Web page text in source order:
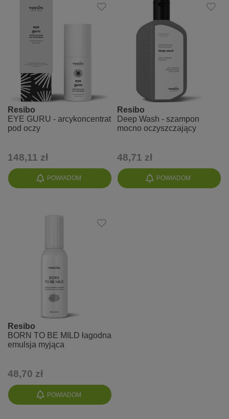
POWIADOM
Resibo
EYE GURU - arcykoncentrat
pod oczy
148,11 zł
POWIADOM
Resibo
Deep Wash - szampon
mocno oczyszczający
48,71 zł
POWIADOM
Resibo
BORN TO BE MILD łagodna
emulsja myjąca
48,70 zł